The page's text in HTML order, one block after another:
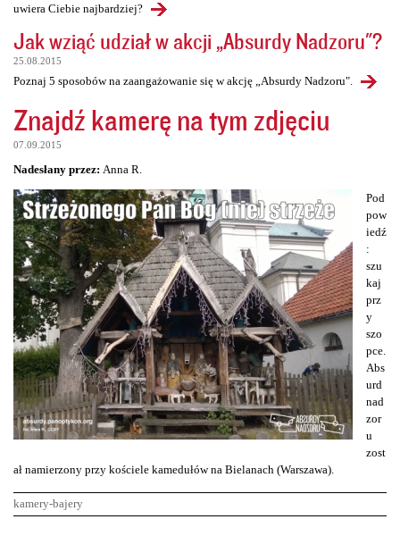
uwiera Ciebie najbardziej?
Jak wziąć udział w akcji „Absurdy Nadzoru"?
25.08.2015
Poznaj 5 sposobów na zaangażowanie się w akcję „Absurdy Nadzoru".
Znajdź kamerę na tym zdjęciu
07.09.2015
Nadesłany przez: Anna R.
Pod
pow
iedź
:
szu
kaj
prz
y
szo
pce.
Abs
urd
nad
zor
u
zost
ał namierzony przy kościele kamedułów na Bielanach (Warszawa).
kamery-bajery